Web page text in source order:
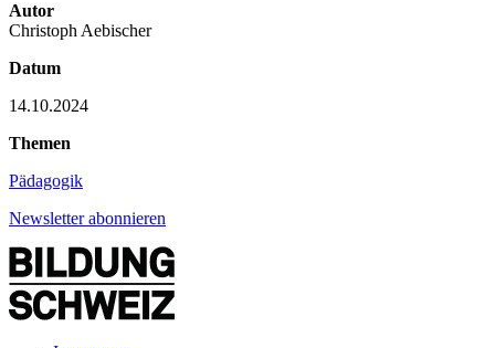
Autor
Christoph Aebischer
Datum
14.10.2024
Themen
Pädagogik
Newsletter abonnieren